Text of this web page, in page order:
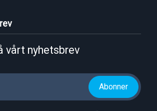
vårt nyhetsbrev
Abonner